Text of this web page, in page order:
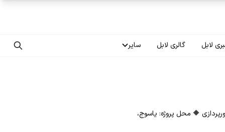
لابل گالری لابل سایر
سوالات متداول
🔶 محل پروژه: یاسوج،